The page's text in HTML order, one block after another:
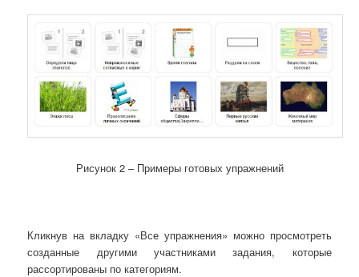
Рисунок 2 – Примеры готовых упражнений
Кликнув на вкладку «Все упражнения» можно просмотреть
созданные другими участниками задания, которые
рассортированы по категориям.